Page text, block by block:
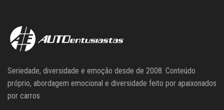
Seriedade, diversidade e emoção desde de 2008. Conteúdo
próprio, abordagem emocional e diversidade feito por apaixonados
por carros